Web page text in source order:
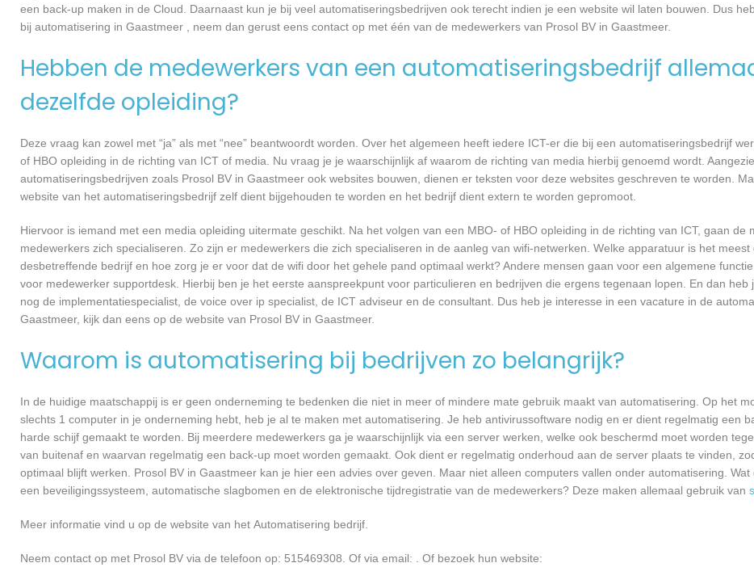
een back-up maken in de Cloud. Daarnaast kun je bij veel automatiseringsbedrijven ook terecht indien je een website wil laten bouwen. Dus
bij automatisering in Gaastmeer , neem dan gerust eens contact op met één van de medewerkers van Prosol BV in Gaastmeer.
Hebben de medewerkers van een automatiseringsbedrijf
dezelfde opleiding?
Deze vraag kan zowel met “ja” als met “nee” beantwoordt worden. Over het algemeen heeft iedere ICT-er die bij een automatiseringsbedrijf
of HBO opleiding in de richting van ICT of media. Nu vraag je je waarschijnlijk af waarom de richting van media hierbij genoemd wordt.
automatiseringsbedrijven zoals Prosol BV in Gaastmeer ook websites bouwen, dienen er teksten voor deze websites geschreven te worden.
website van het automatiseringsbedrijf zelf dient bijgehouden te worden en het bedrijf dient extern te worden gepromoot.
Hiervoor is iemand met een media opleiding uitermate geschikt. Na het volgen van een MBO- of HBO opleiding in de richting van ICT, gaan de
medewerkers zich specialiseren. Zo zijn er medewerkers die zich specialiseren in de aanleg van wifi-netwerken. Welke apparatuur is het meest
desbetreffende bedrijf en hoe zorg je er voor dat de wifi door het gehele pand optimaal werkt? Andere mensen gaan voor een algemene
voor medewerker supportdesk. Hierbij ben je het eerste aanspreekpunt voor particulieren en bedrijven die ergens tegenaan lopen. En dan heb
nog de implementatiespecialist, de voice over ip specialist, de ICT adviseur en de consultant. Dus heb je interesse in een vacature in de
Gaastmeer, kijk dan eens op de website van Prosol BV in Gaastmeer.
Waarom is automatisering bij bedrijven zo belangrijk?
In de huidige maatschappij is er geen onderneming te bedenken die niet in meer of mindere mate gebruik maakt van automatisering. Op het
slechts 1 computer in je onderneming hebt, heb je al te maken met automatisering. Je heb antivirussoftware nodig en er dient regelmatig een
harde schijf gemaakt te worden. Bij meerdere medewerkers ga je waarschijnlijk via een server werken, welke ook beschermd moet worden
van buitenaf en waarvan regelmatig een back-up moet worden gemaakt. Ook dient er regelmatig onderhoud aan de server plaats te vinden,
optimaal blijft werken. Prosol BV in Gaastmeer kan je hier een advies over geven. Maar niet alleen computers vallen onder automatisering. Wat
een beveiligingssysteem, automatische slagbomen en de elektronische tijdregistratie van de medewerkers? Deze maken allemaal gebruik van
Meer informatie vind u op de website van het Automatisering bedrijf.
Neem contact op met Prosol BV via de telefoon op: 515469308. Of via email: . Of bezoek hun website: